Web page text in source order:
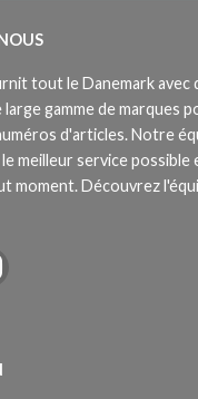
tout le Danemark avec
gamme de marques
d'articles. Notre
meilleur service possible
moment. Découvrez